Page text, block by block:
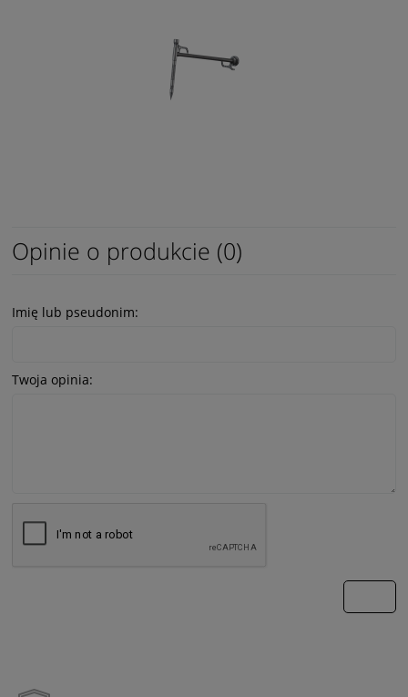
Opinie o produkcie (0)
Imię lub pseudonim:
Twoja opinia: